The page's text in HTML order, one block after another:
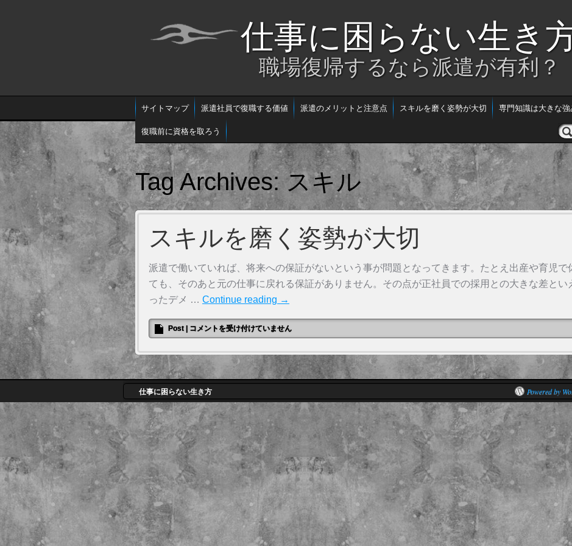
仕事に困らない生き
職場復帰するなら派遣が有利？
サイトマップ 派遣社員で復職する価値 派遣のメリットと注意点 スキルを磨く姿勢が大切
専門知識は大きな
復職前に資格を取ろう
Tag Archives:スキル
スキルを磨く姿勢が大切
派遣で働いていれば、将来への保証がないという事が問題となってきます。たとえ出産や育児で
ても、そのあと元の仕事に戻れる保証がありません。その点が正社員での採用との大きな差とい
ったデメ … Continue reading →
Post コメントを受け付けていません
仕事に困らない生き方 Powered by